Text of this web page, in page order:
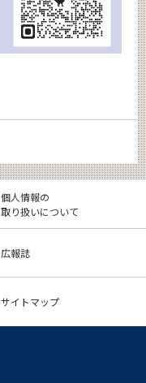
個人情報の
取り扱いについて
広報誌
サイトマップ